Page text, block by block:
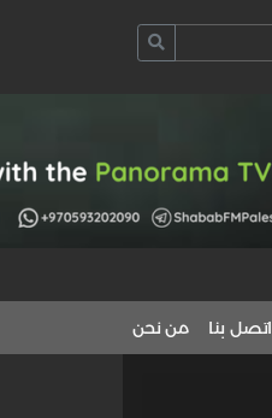
اتصل بنا من نحن